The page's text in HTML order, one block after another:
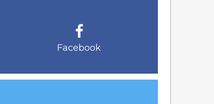
Facebook